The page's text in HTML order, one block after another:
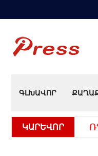
ԳԼԽԱՎՈՐ
ԿԱՐԵՎՈՐ